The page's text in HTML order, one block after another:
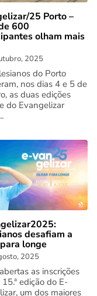
25 Porto –
600
olham mais
2025
do Porto
nos dias 4 e 5 de
as duas edições
do Evangelizar
desafiam a
longe
2025
as inscrições
edição do E-
um dos maiores